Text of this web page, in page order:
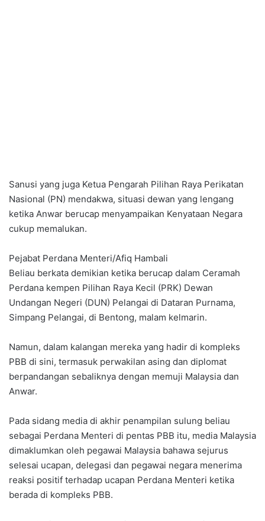
Sanusi yang juga Ketua Pengarah Pilihan Raya Perikatan
Nasional (PN) mendakwa, situasi dewan yang lengang
ketika Anwar berucap menyampaikan Kenyataan Negara
cukup memalukan.
Pejabat Perdana Menteri/Afiq Hambali
Beliau berkata demikian ketika berucap dalam Ceramah
Perdana kempen Pilihan Raya Kecil (PRK) Dewan
Undangan Negeri (DUN) Pelangai di Dataran Purnama,
Simpang Pelangai, di Bentong, malam kelmarin.
Namun, dalam kalangan mereka yang hadir di kompleks
PBB di sini, termasuk perwakilan asing dan diplomat
berpandangan sebaliknya dengan memuji Malaysia dan
Anwar.
Pada sidang media di akhir penampilan sulung beliau
sebagai Perdana Menteri di pentas PBB itu, media Malaysia
dimaklumkan oleh pegawai Malaysia bahawa sejurus
selesai ucapan, delegasi dan pegawai negara menerima
reaksi positif terhadap ucapan Perdana Menteri ketika
berada di kompleks PBB.